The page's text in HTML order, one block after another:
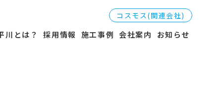
コスモス(関連会社)
川とは？ 採用情報 施工事例 会社案内 お知らせ